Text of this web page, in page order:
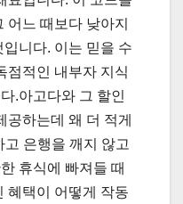
어느 때보다 낮아지
니다. 이는 믿을 수
점적인 내부자 지식
.아고다와 그 할인
공하는데 왜 더 적게
은행을 깨지 않고
휴식에 빠져들 때
혜택이 어떻게 작동